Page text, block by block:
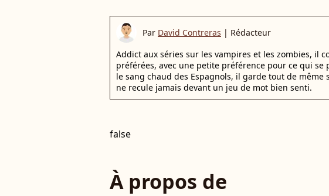
Par David Contreras | Rédacteur
Addict aux séries sur les vampires et les zombies, il
préférées, avec une petite préférence pour ce qui se
le sang chaud des Espagnols, il garde tout de
ne recule jamais devant un jeu de mot bien senti.
false
À propos de